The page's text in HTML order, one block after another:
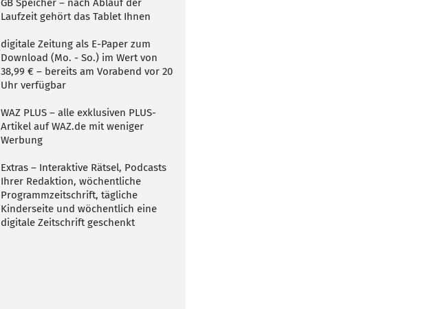
Laufzeit gehört das Tablet Ihnen
digitale Zeitung als E-Paper zum
Download (Mo. - So.) im Wert von
38,99 € – bereits am Vorabend vor 20
Uhr verfügbar
WAZ PLUS – alle exklusiven PLUS-
Artikel auf WAZ.de mit weniger
Werbung
Extras – Interaktive Rätsel, Podcasts
Ihrer Redaktion, wöchentliche
Programmzeitschrift, tägliche
Kinderseite und wöchentlich eine
digitale Zeitschrift geschenkt